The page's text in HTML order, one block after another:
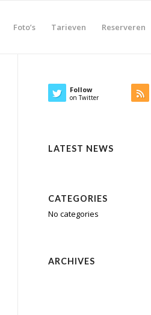
Foto’s Tarieven Reserveren
Follow
on Twitter
LATEST NEWS
CATEGORIES
No categories
ARCHIVES